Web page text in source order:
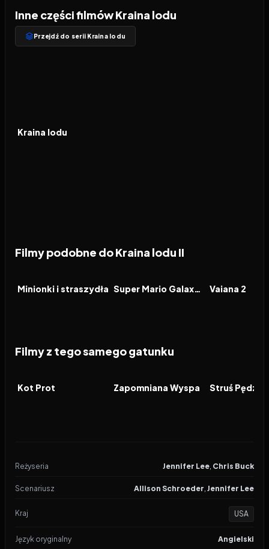
Inne części filmów Kraina lodu
Przejdź do serii Kraina lodu
FILM
Kraina lodu
Filmy podobne do Kraina lodu II
FILM
Minionki i straszydła FILM Super Mario Galaxy Film FILM
Vaiana 2
Filmy z tego samego gatunku
FILM
Kot Prot FILM
Zapomniana Wyspa FILM
Reżyseria Jennifer Lee, Chris Buck
Scenariusz Allison Schroeder, Jennifer Lee
Kraj USA
Język oryginalny Angielski